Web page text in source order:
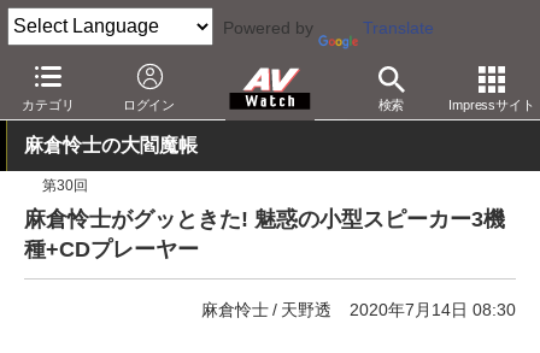
Powered by Translate
カテゴリ ログイン 検索 Impressサイト
AV Watch 製品 オーディオスピーカー
麻倉怜士の大閻魔帳
第30回
麻倉怜士がグッときた! 魅惑の小型スピーカー3機
種+CDプレーヤー
麻倉怜士 天野透 2020年7月14日 08:30